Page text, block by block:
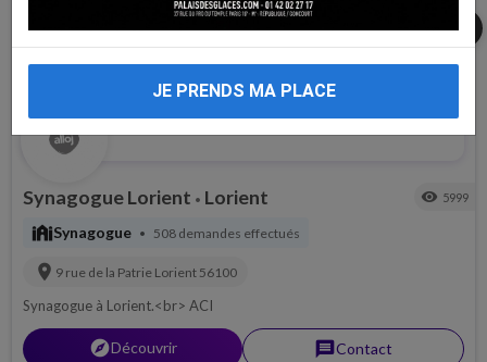
share
Synagogue Lorient • Lorient visibility 5999
synagogueSynagogue • 508 demandes effectués
location_on 9 rue de la Patrie Lorient 56100
Synagogue à Lorient.<br> ACI
explorerDécouvrir messageContact
JE PRENDS MA PLACE